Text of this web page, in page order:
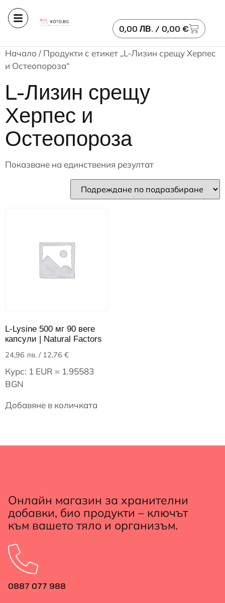
0,00 ЛВ. / 0,00 €
Начало / Продукти с етикет „L-Лизин срещу Херпес
и Остеопороза“
L-Лизин срещу
Херпес и
Остеопороза
Показване на единствения резултат
L-Lysine 500 мг 90 веге
капсули | Natural Factors
24,96 лв. / 12,76 €
Курс: 1 EUR = 1.95583
BGN
Добавяне в количката
Онлайн магазин за хранителни
добавки, био продукти – ключът
към вашето тяло и организъм.
0887 077 988